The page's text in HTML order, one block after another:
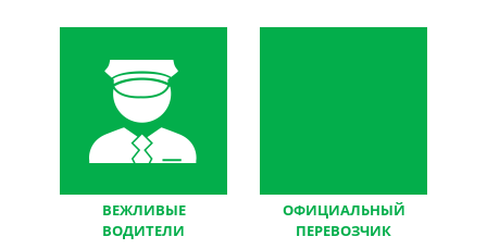
ВЕЖЛИВЫЕ
ВОДИТЕЛИ
ОФИЦИАЛЬНЫЙ
ПЕРЕВОЗЧИК